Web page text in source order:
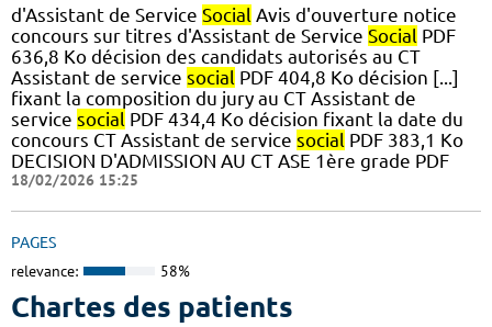
d'Assistant de Service Social Avis d'ouverture notice
concours sur titres d'Assistant de Service Social PDF
636,8 Ko décision des candidats autorisés au CT
Assistant de service social PDF 404,8 Ko décision [...]
fixant la composition du jury au CT Assistant de
service social PDF 434,4 Ko décision fixant la date du
concours CT Assistant de service social PDF 383,1 Ko
DECISION D'ADMISSION AU CT ASE 1ère grade PDF
18/02/2026 15:25
PAGES
relevance: 58%
Chartes des patients